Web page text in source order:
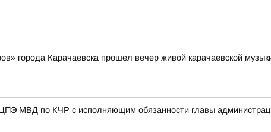
города Карачаевска прошел вечер живой карачаевской
МВД по КЧР с исполняющим обязанности главы